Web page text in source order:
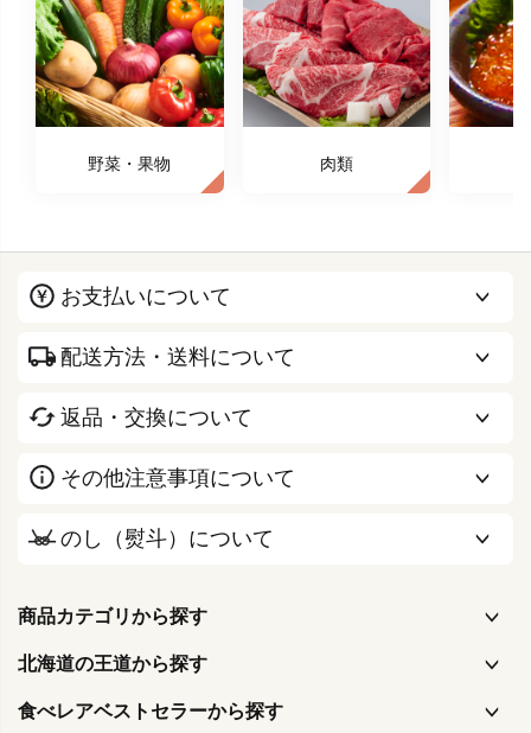
野菜・果物 肉類
お支払いについて
配送方法・送料について
返品・交換について
その他注意事項について
のし（熨斗）について
商品カテゴリから探す
北海道の王道から探す
食べレアベストセラーから探す